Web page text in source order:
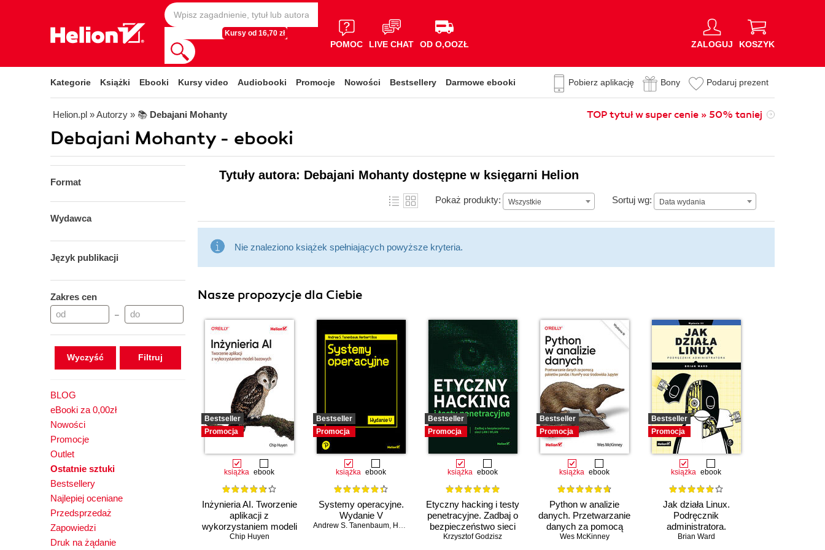
Kursy od 16,70 zł
POMOC LIVE CHAT OD O,OOZŁ ZALOGUJ KOSZYK
Kategorie Książki Ebooki Kursy video Audiobooki Promocje Nowości Bestsellery Darmowe ebooki Pobierz aplikację Bony Podaruj prezent
Helion.pl » Autorzy » 📚 Debajani Mohanty TOP tytuł w super cenie » 50% taniej
Debajani Mohanty - ebooki
Format
Wydawca
Język publikacji
Zakres cen
–
Wyczyść
BLOG
eBooki za 0,00zł
Nowości
Promocje
Outlet
Ostatnie sztuki
Bestsellery
Najlepiej oceniane
Przedsprzedaż
Zapowiedzi
Druk na żądanie
Tytuły autora: Debajani Mohanty dostępne w księgarni Helion
Pokaż produkty: Wszystkie Sortuj wg: Data wydania
Data wydania
Nie znaleziono książek spełniających powyższe kryteria.
Nasze propozycje dla Ciebie
Bestseller
Promocja
książka ebook
Inżynieria AI. Tworzenie
aplikacji z
wykorzystaniem modeli
bazowych
Chip Huyen
Bestseller
Promocja
książka ebook
Systemy operacyjne.
Wydanie V
Andrew S. Tanenbaum, Herbert Bos
Bestseller
Promocja
książka ebook
Etyczny hacking i testy
penetracyjne. Zadbaj o
bezpieczeństwo sieci
LAN i WLAN
Krzysztof Godzisz
Bestseller
Promocja
książka ebook
Python w analizie
danych. Przetwarzanie
danych za pomocą
pakietów pandas i
Wes McKinney
Bestseller
Promocja
książka ebook
Jak działa Linux.
Podręcznik
administratora.
Wydanie III
Brian Ward